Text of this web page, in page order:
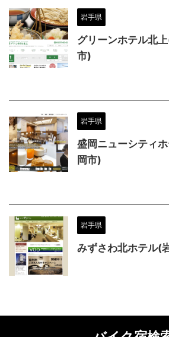
岩手県
グリーンホテル北
市)
岩手県
盛岡ニューシティ
岡市)
岩手県
みずさわ北ホテル(